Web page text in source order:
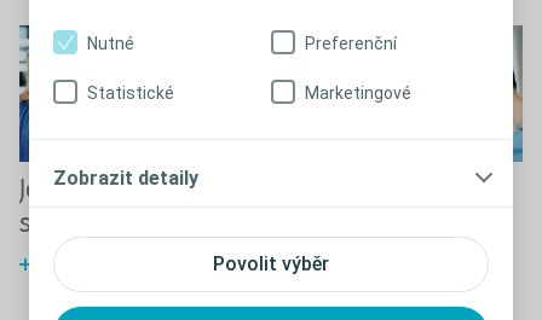
Povolit výběr
Nutné Preferenční
Statistické Marketingové
Zobrazit detaily
Jaký bude život se
stomií?
Zjistit více
stomií
Zjistit více